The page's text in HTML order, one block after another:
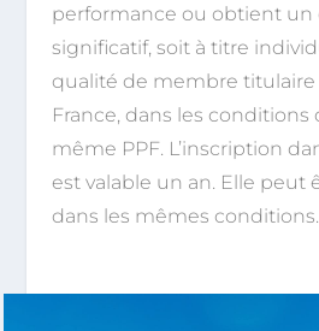
performance ou obtient un
significatif, soit à titre
qualité de membre titulaire
France, dans les conditions
même PPF. L’inscription
est valable un an. Elle peut
dans les mêmes conditions.